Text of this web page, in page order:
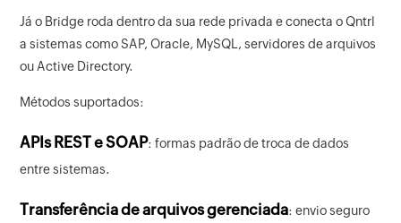
Já o Bridge roda dentro da sua rede privada e conecta o Qntrl
a sistemas como SAP, Oracle, MySQL, servidores de arquivos
ou Active Directory.
Métodos suportados:
APIs REST e SOAP: formas padrão de troca de dados
entre sistemas.
Transferência de arquivos gerenciada: envio seguro